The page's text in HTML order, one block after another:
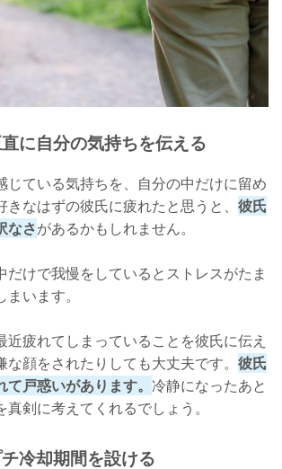
に自分の気持ちを伝える
じている気持ちを、自分の中だけに留め
なはずの彼氏に疲れたと思うと、 彼氏
なさがあるかもしれません。
だけで我慢をしているとストレスがたま
います。
近疲れてしまっていることを彼氏に伝え
顔をされたりしても大丈夫です。 彼氏
戸惑いがあります。 冷静になったあと
剣に考えてくれるでしょう。
冷却期間を設ける